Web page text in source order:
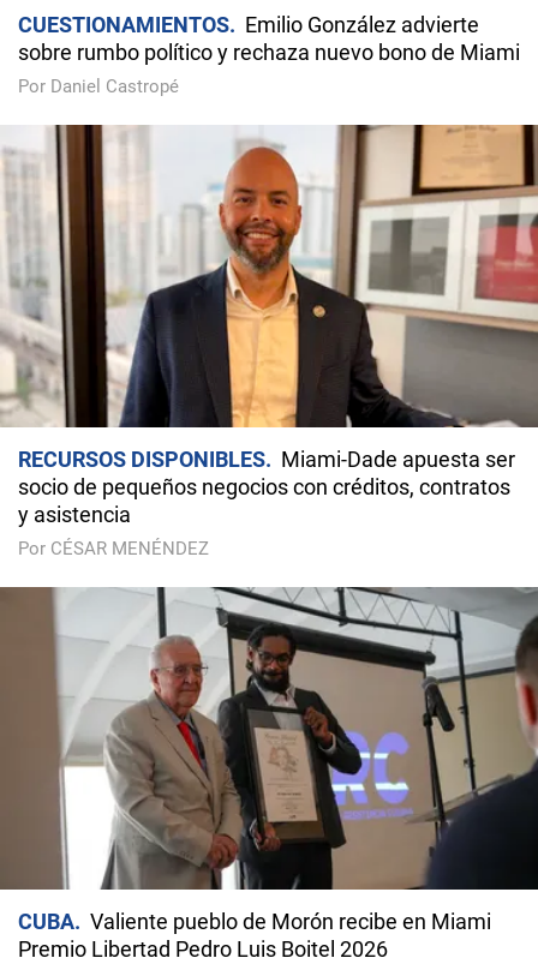
CUESTIONAMIENTOS
Emilio González advierte
sobre rumbo político y rechaza nuevo bono de Miami
Por Daniel Castropé
RECURSOS DISPONIBLES
Miami-Dade apuesta ser
socio de pequeños negocios con créditos, contratos
y asistencia
Por CÉSAR MENÉNDEZ
CUBA
Valiente pueblo de Morón recibe en Miami
Premio Libertad Pedro Luis Boitel 2026